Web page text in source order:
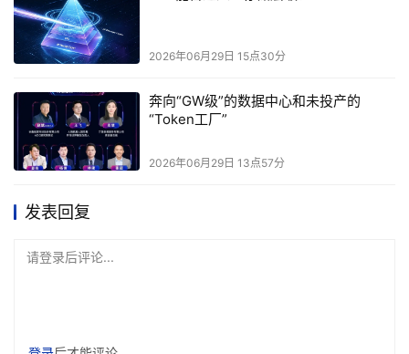
·
焦虑其实是双向的。
当产能大量向HBM倾斜时，消费级DRAM的供给自然被抽
干，这正是本轮内存涨价的根源。
苹果现有设备的DRAM供应完全依赖
上。
2026年06月29日 15点30分
奔向“GW级”的数据中心和未投产的
“Token工厂”
2026年06月29日 13点57分
发表回复
请登录后评论...